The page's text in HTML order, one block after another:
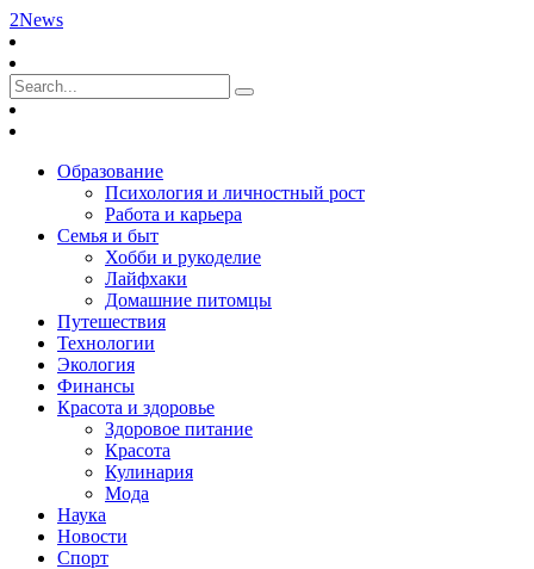
2News
Образование
Психология и личностный рост
Работа и карьера
Семья и быт
Хобби и рукоделие
Лайфхаки
Домашние питомцы
Путешествия
Технологии
Экология
Финансы
Красота и здоровье
Здоровое питание
Красота
Кулинария
Мода
Наука
Новости
Спорт